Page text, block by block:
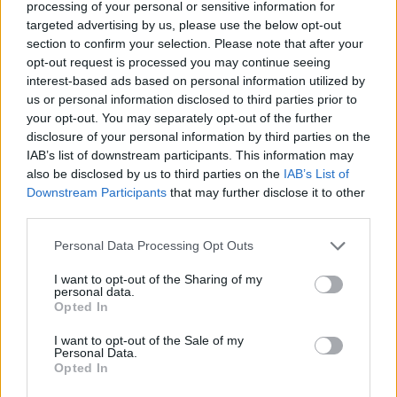
processing of your personal or sensitive information for
targeted advertising by us, please use the below opt-out
section to confirm your selection. Please note that after your
opt-out request is processed you may continue seeing
interest-based ads based on personal information utilized by
us or personal information disclosed to third parties prior to
your opt-out. You may separately opt-out of the further
disclosure of your personal information by third parties on the
IAB’s list of downstream participants. This information may
also be disclosed by us to third parties on the IAB’s List of
Downstream Participants that may further disclose it to other
Please note that this website/app uses one or more Google
not limited to your visit or usage behaviour. You may click to
grant or deny consent to Google and its third-party tags to
use your data for below specified purposes in below Google
consent section.
Personal Data Processing Opt Outs
I want to opt-out of the Sharing of my
personal data.
Opted In
I want to opt-out of the Sale of my
Personal Data.
Opted In
holokausztot hajt végre Gázában”. Rima
Hasszan, az Európai Parlament tagjaIzraelt
okoltaShiri Bibas és két kisgyermeke, Kfir és
Ariel haláláért, hamisan állítva, hogy őket
izraeli légitámadások ölték meg.
„Remélem tudnak úszni!” –
Amerikából üzentek a Gázába tartó
Greta Thunbergnek
Greta Thunberg egyik másik társa, Yasemin
Acar, egy veterán berlini aktivista, többször is
cionizmus és még a német hatóságok iránt is.
Irán Izrael elleni rakétatámadása alatt egy